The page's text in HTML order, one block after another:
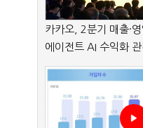
카카오, 2분기 매출·
에이전트 AI 수익화 관